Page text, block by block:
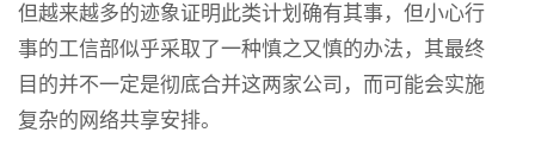
但越来越多的迹象证明此类计划确有其事，但小心行
事的工信部似乎采取了一种慎之又慎的办法，其最终
目的并不一定是彻底合并这两家公司，而可能会实施
复杂的网络共享安排。